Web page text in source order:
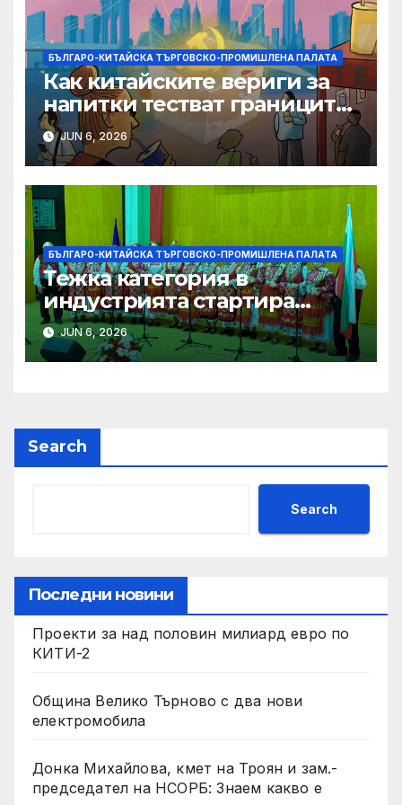
БЪЛГАРО-КИТАЙСКА ТЪРГОВСКО-ПРОМИШЛЕНА ПАЛАТА
Как китайските вериги за
напитки тестват границите
на меката сила
JUN 6, 2026
БЪЛГАРО-КИТАЙСКА ТЪРГОВСКО-ПРОМИШЛЕНА ПАЛАТА
Тежка категория в
индустрията стартира
алианс за космическа
слънчева енергия
JUN 6, 2026
Search
Search
Последни новини
Проекти за над половин милиард евро по
КИТИ-2
Община Велико Търново с два нови
електромобила
Донка Михайлова, кмет на Троян и зам.-
председател на НСОРБ: Знаем какво е